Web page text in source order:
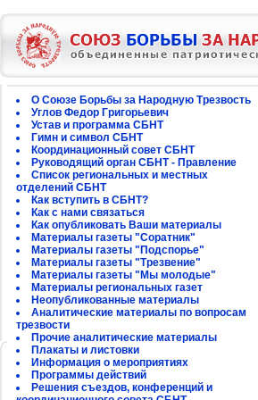
О Союзе Борьбы за Народную Трезвость
Углов Федор Григорьевич
Устав и программа СБНТ
Гимн и символ СБНТ
Координационный совет СБНТ
Руководящий орган СБНТ - Правление
Список региональных и местных
отделений СБНТ
Как вступить в СБНТ?
Как с нами связаться
Как опубликовать Ваши материалы
Материалы газеты "Соратник"
Материалы газеты "Подспорье"
Материалы газеты "Трезвение"
Материалы газеты "Мы молодые"
Материалы региональных газет
Неопубликованные материалы
Аналитические материалы по вопросам
трезвости
Прочие аналитические материалы
Плакаты и листовки
Информация о мероприятиях
Программы действий
Решения съездов, конференций и